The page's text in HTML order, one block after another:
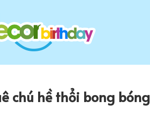
chú hề thổi bong